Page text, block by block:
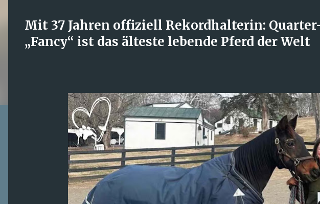
Mit 37 Jahren offiziell Rekordhalterin:
„Fancy“ ist das älteste lebende Pferd der Welt